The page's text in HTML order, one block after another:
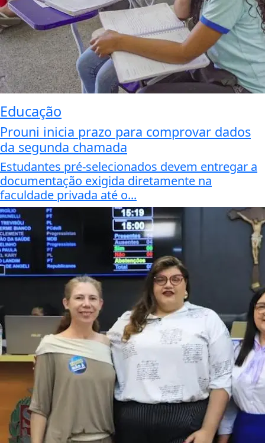
Educação
Prouni inicia prazo para comprovar dados
da segunda chamada
Estudantes pré-selecionados devem entregar a
documentação exigida diretamente na
faculdade privada até o...